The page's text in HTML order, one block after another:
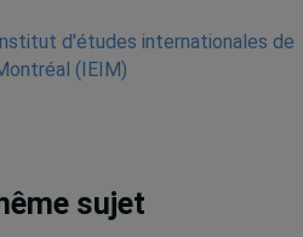
d'études internationales de
(IEIM)
sujet